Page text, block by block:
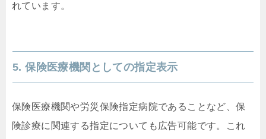
れています。
5. 保険医療機関としての指定表示
保険医療機関や労災保険指定病院であることなど、保
険診療に関連する指定についても広告可能です。これ